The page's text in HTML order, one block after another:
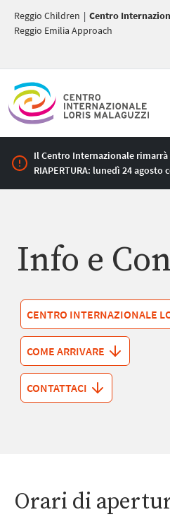
Reggio Children | Centro
Reggio Emilia Approach
Il Centro Internazionale rimarrà
RIAPERTURA: lunedì 24
Info e
CENTRO INTERNAZIONALE
COME ARRIVARE
CONTATTACI
Orari di